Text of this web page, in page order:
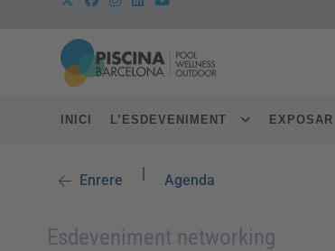
INICI L’ESDEVENIMENT EXPOSAR
Enrere Agenda
Esdeveniment networking